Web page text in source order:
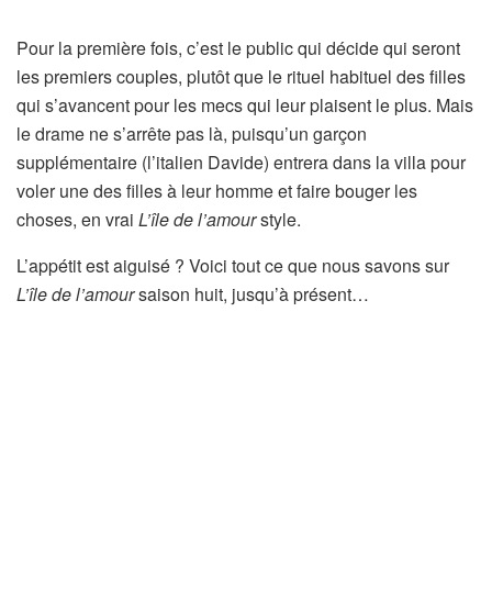
Pour la première fois, c’est le public qui décide qui seront
les premiers couples, plutôt que le rituel habituel des filles
qui s’avancent pour les mecs qui leur plaisent le plus. Mais
le drame ne s’arrête pas là, puisqu’un garçon
supplémentaire (l’italien Davide) entrera dans la villa pour
voler une des filles à leur homme et faire bouger les
choses, en vrai L’île de l’amourstyle.
L’appétit est aiguisé ? Voici tout ce que nous savons sur
L’île de l’amoursaison huit, jusqu’à présent…